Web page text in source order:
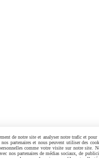
de notre site et analyser notre trafic et
partenaires et nous peuvent utiliser des
comme votre visite sur notre site.
nos partenaires de médias sociaux, de